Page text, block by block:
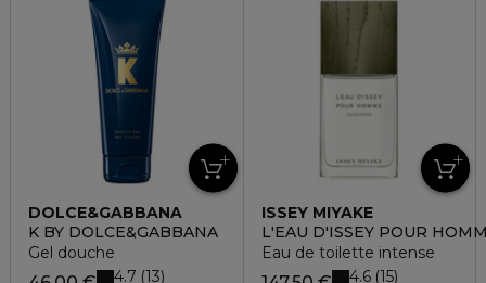
DOLCE&GABBANA
K BY DOLCE&GABBANA
Gel douche
4.7 13
ISSEY MIYAKE
L'EAU D'ISSEY POUR
Eau de toilette intense
4.6 15